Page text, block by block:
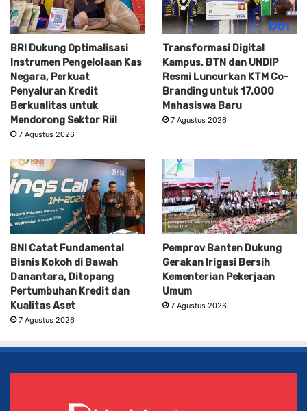
BRI Dukung Optimalisasi
Instrumen Pengelolaan Kas
Negara, Perkuat
Penyaluran Kredit
Berkualitas untuk
Mendorong Sektor Riil
7 Agustus 2026
Transformasi Digital
Kampus, BTN dan UNDIP
Resmi Luncurkan KTM Co-
Branding untuk 17.000
Mahasiswa Baru
7 Agustus 2026
BNI Catat Fundamental
Bisnis Kokoh di Bawah
Danantara, Ditopang
Pertumbuhan Kredit dan
Kualitas Aset
7 Agustus 2026
Pemprov Banten Dukung
Gerakan Irigasi Bersih
Kementerian Pekerjaan
Umum
7 Agustus 2026